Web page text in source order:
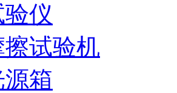
仪
试验机
箱